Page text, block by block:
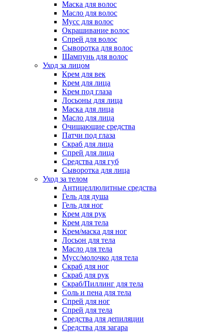
Маска для волос
Масло для волос
Мусс для волос
Окрашивание волос
Спрей для волос
Сыворотка для волос
Шампунь для волос
Уход за лицом
Крем для век
Крем для лица
Крем под глаза
Лосьоны для лица
Маска для лица
Масло для лица
Очищающие средства
Патчи под глаза
Скраб для лица
Спрей для лица
Средства для губ
Сыворотка для лица
Уход за телом
Антицеллюлитные средства
Гель для душа
Гель для ног
Крем для рук
Крем для тела
Крем/маска для ног
Лосьон для тела
Масло для тела
Мусс/молочко для тела
Скраб для ног
Скраб для рук
Скраб/Пиллинг для тела
Соль и пена для тела
Спрей для ног
Спрей для тела
Средства для депиляции
Средства для загара